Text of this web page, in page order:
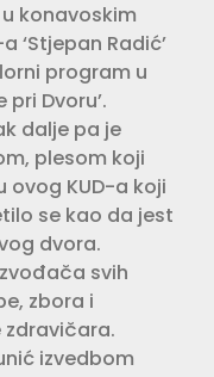
konavoskim
‘Stjepan Radić’
program u
Dvoru’.
dalje pa je
plesom koji
KUD-a koji
se kao da jest
dvora.
svih
zbora i
izvedbom